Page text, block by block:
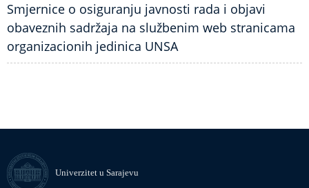
Smjernice o osiguranju javnosti rada i objavi
obaveznih sadržaja na službenim web stranicama
organizacionih jedinica UNSA
Univerzitet u Sarajevu